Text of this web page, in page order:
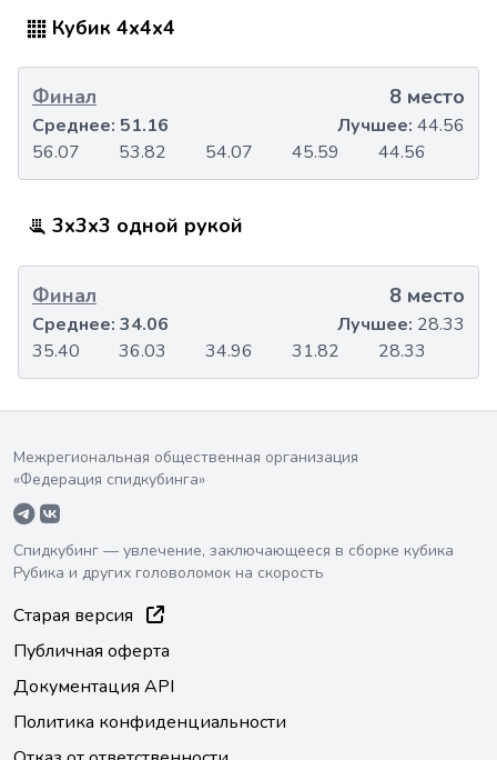
Кубик 4x4x4
Финал 8 место
56.07 53.82 54.07 45.59 44.56
Среднее: 51.16 Лучшее: 44.56
3x3x3 одной рукой
Финал 8 место
35.40 36.03 34.96 31.82 28.33
Среднее: 34.06 Лучшее: 28.33
Межрегиональная общественная организация
«Федерация спидкубинга»
Спидкубинг — увлечение, заключающееся в сборке кубика
Рубика и других головоломок на скорость
Старая версия
Публичная оферта
Документация API
Политика конфиденциальности